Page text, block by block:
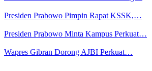
Presiden Prabowo Pimpin Rapat KSSK,…
Presiden Prabowo Minta Kampus Perkuat…
Wapres Gibran Dorong AJBI Perkuat…